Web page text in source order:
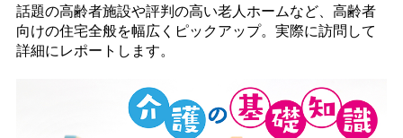
話題の高齢者施設や評判の高い老人ホームなど、高齢者
向けの住宅全般を幅広くピックアップ。実際に訪問して
詳細にレポートします。